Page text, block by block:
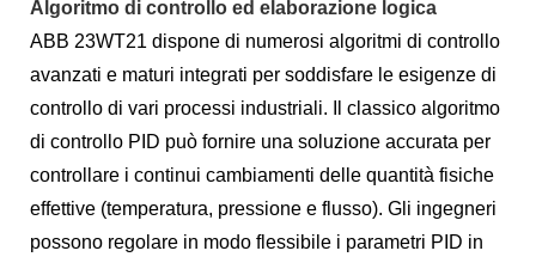
Algoritmo di controllo ed elaborazione logica
ABB 23WT21 dispone di numerosi algoritmi di controllo
avanzati e maturi integrati per soddisfare le esigenze di
controllo di vari processi industriali. Il classico algoritmo
di controllo PID può fornire una soluzione accurata per
controllare i continui cambiamenti delle quantità fisiche
effettive (temperatura, pressione e flusso). Gli ingegneri
possono regolare in modo flessibile i parametri PID in